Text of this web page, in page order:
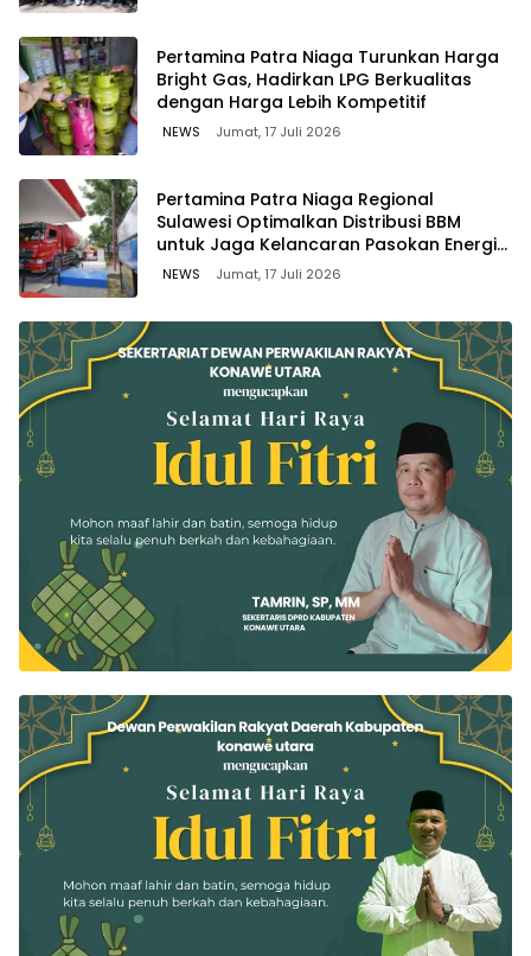
Pertamina Patra Niaga Turunkan Harga
Bright Gas, Hadirkan LPG Berkualitas
dengan Harga Lebih Kompetitif
NEWS Jumat, 17 Juli 2026
Pertamina Patra Niaga Regional
Sulawesi Optimalkan Distribusi BBM
untuk Jaga Kelancaran Pasokan Energi
di Seluruh Wilayah Sulawesi
NEWS Jumat, 17 Juli 2026